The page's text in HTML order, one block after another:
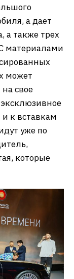
а дает
а также трех
материалами
может
свое
к вставкам
уже по
которые